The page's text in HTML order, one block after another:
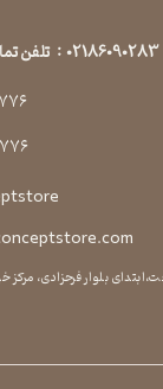
02186090283
بلوار فرحزادی، مرکز